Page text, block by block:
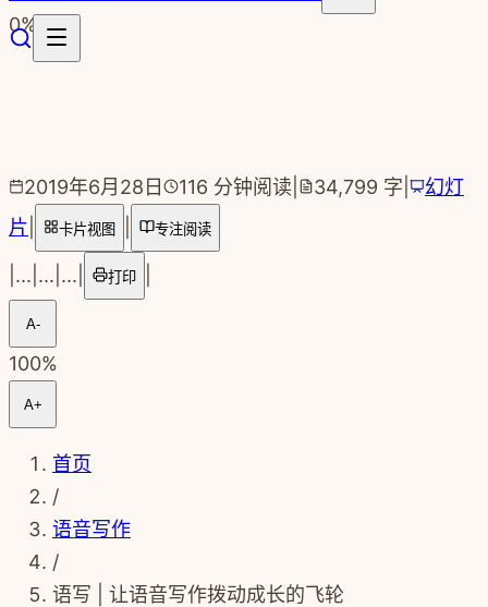
跳转到主要内容
0%
2019年6月28日 116 分钟阅读 34,799 字
幻灯
片
卡片视图 专注阅读
... ... ... 打印
A-
100%
A+
首页
/
语音写作
/
语写 | 让语音写作拨动成长的飞轮